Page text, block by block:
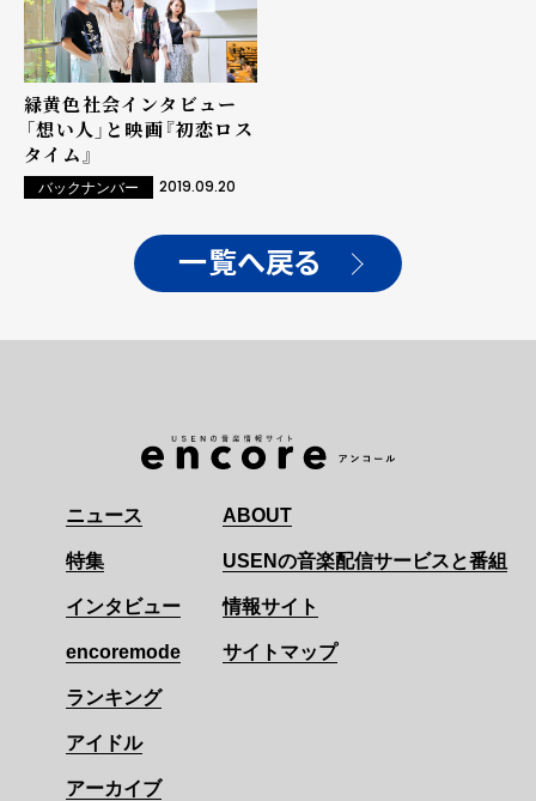
緑黄色社会インタビュー
――「想い人」と映画『初恋ロス
タイム』
バックナンバー 2019.09.20
一覧へ戻る
ニュース
特集
インタビュー
encoremode
ランキング
アイドル
アーカイブ
ABOUT
USENの音楽配信サービスと番組
情報サイト
サイトマップ